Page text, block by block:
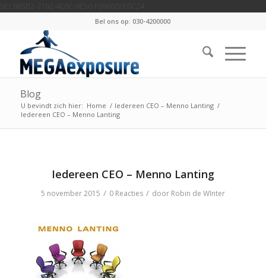
Bel ons op: 030-4200000
Blog
U bevindt zich hier: Home / Iedereen CEO – Menno Lanting /
Iedereen CEO – Menno Lanting
Iedereen CEO – Menno Lanting
5 november 2015 / 0 Reacties / door Robin de WInter